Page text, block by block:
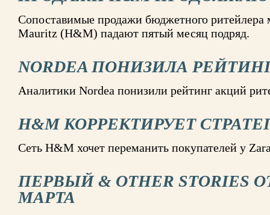
Сопоставимые продажи бюджетного
Mauritz (H&M) падают пятый месяц подряд.
NORDEA ПОНИЗИЛА
Аналитики Nordea понизили рейтинг акций
H&M КОРРЕКТИРУЕТ
Сеть H&M хочет переманить покупателей у
ПЕРВЫЙ & OTHER STORIES
МАРТА